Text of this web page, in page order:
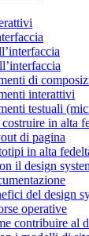
di
interattivi
testuali
in alta
di pagina
in alta
il design
del design
operative
contribuire al